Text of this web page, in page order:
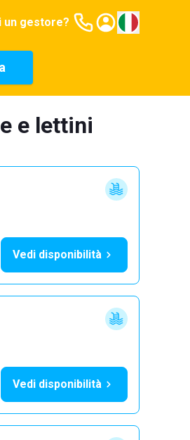
un gestore?
e lettini
Vedi disponibilità
Vedi disponibilità